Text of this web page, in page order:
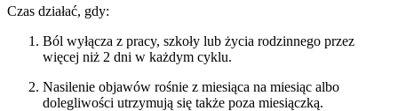
Czas działać, gdy:
Ból wyłącza z pracy, szkoły lub życia rodzinnego przez
więcej niż 2 dni w każdym cyklu.
Nasilenie objawów rośnie z miesiąca na miesiąc albo
dolegliwości utrzymują się także poza miesiączką.